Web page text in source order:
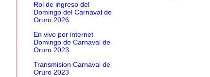
Rol de ingreso del
Domingo del Carnaval de
Oruro 2026
En vivo por internet
Domingo de Carnaval de
Oruro 2023
Transmision Carnaval de
Oruro 2023